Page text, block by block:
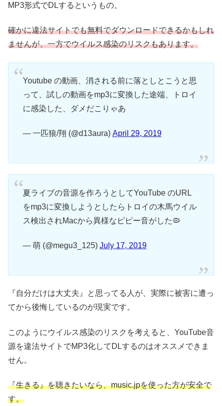
MP3形式でDLするというもの。
確かに違法サイトでも無料でダウンロードできるかもしれ
ませんが、一方でウイルス感染のリスクもあります。
Youtube の動画、消される前に落としとこうと思
って、試しの動画をmp3に変換した途端、トロイ
に感染した、ダメだこりゃあ
— 一匹狼/翔 (@d13aura) April 29, 2019
夏ライブの音源を作ろうとしてYouTube のURL
をmp3に変換しようとしたらトロイの木馬ウイル
ス検出されMacから異様なピピー音がした🦠
— 萌 (@megu3_125) July 17, 2019
『自分だけは大丈夫』と思ってる人が、実際に被害に遭っ
てから後悔しているのが現実です。
このようにウイルス感染のリスクを考えると、YouTube音
源を違法サイトでMP3化してDLするのはオススメできま
せん。
『生きる』を聴きたいなら、music.jpを使った方が安全で
す。